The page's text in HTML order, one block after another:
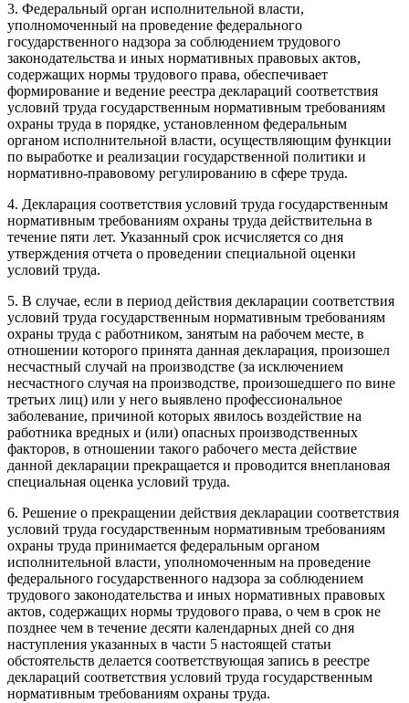
3. Федеральный орган исполнительной власти,
уполномоченный на проведение федерального
государственного надзора за соблюдением трудового
законодательства и иных нормативных правовых актов,
содержащих нормы трудового права, обеспечивает
формирование и ведение реестра деклараций соответствия
условий труда государственным нормативным требованиям
охраны труда в порядке, установленном федеральным
органом исполнительной власти, осуществляющим функции
по выработке и реализации государственной политики и
нормативно-правовому регулированию в сфере труда.
4. Декларация соответствия условий труда государственным
нормативным требованиям охраны труда действительна в
течение пяти лет. Указанный срок исчисляется со дня
утверждения отчета о проведении специальной оценки
условий труда.
5. В случае, если в период действия декларации соответствия
условий труда государственным нормативным требованиям
охраны труда с работником, занятым на рабочем месте, в
отношении которого принята данная декларация, произошел
несчастный случай на производстве (за исключением
несчастного случая на производстве, произошедшего по вине
третьих лиц) или у него выявлено профессиональное
заболевание, причиной которых явилось воздействие на
работника вредных и (или) опасных производственных
факторов, в отношении такого рабочего места действие
данной декларации прекращается и проводится внеплановая
специальная оценка условий труда.
6. Решение о прекращении действия декларации соответствия
условий труда государственным нормативным требованиям
охраны труда принимается федеральным органом
исполнительной власти, уполномоченным на проведение
федерального государственного надзора за соблюдением
трудового законодательства и иных нормативных правовых
актов, содержащих нормы трудового права, о чем в срок не
позднее чем в течение десяти календарных дней со дня
наступления указанных в части 5 настоящей статьи
обстоятельств делается соответствующая запись в реестре
деклараций соответствия условий труда государственным
нормативным требованиям охраны труда.